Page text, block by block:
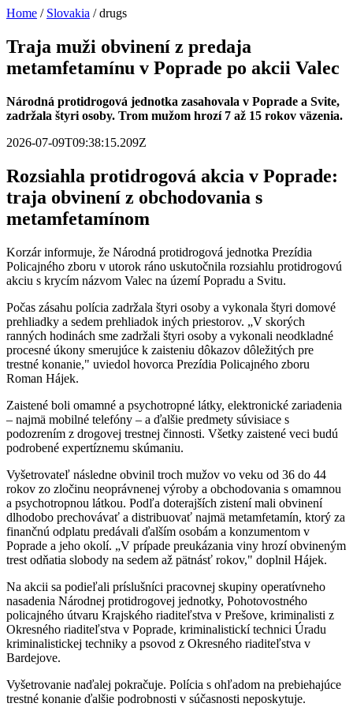
Home / Slovakia /drugs
Traja muži obvinení z predaja
metamfetamínu v Poprade po akcii Valec
Národná protidrogová jednotka zasahovala v Poprade a Svite,
zadržala štyri osoby. Trom mužom hrozí 7 až 15 rokov väzenia.
2026-07-09T09:38:15.209Z
Rozsiahla protidrogová akcia v Poprade:
traja obvinení z obchodovania s
metamfetamínom
Korzár informuje, že Národná protidrogová jednotka Prezídia
Policajného zboru v utorok ráno uskutočnila rozsiahlu protidrogovú
akciu s krycím názvom Valec na území Popradu a Svitu.
Počas zásahu polícia zadržala štyri osoby a vykonala štyri domové
prehliadky a sedem prehliadok iných priestorov. „V skorých
ranných hodinách sme zadržali štyri osoby a vykonali neodkladné
procesné úkony smerujúce k zaisteniu dôkazov dôležitých pre
trestné konanie," uviedol hovorca Prezídia Policajného zboru
Roman Hájek.
Zaistené boli omamné a psychotropné látky, elektronické zariadenia
– najmä mobilné telefóny – a ďalšie predmety súvisiace s
podozrením z drogovej trestnej činnosti. Všetky zaistené veci budú
podrobené expertíznemu skúmaniu.
Vyšetrovateľ následne obvinil troch mužov vo veku od 36 do 44
rokov zo zločinu neoprávnenej výroby a obchodovania s omamnou
a psychotropnou látkou. Podľa doterajších zistení mali obvinení
dlhodobo prechovávať a distribuovať najmä metamfetamín, ktorý za
finančnú odplatu predávali ďalším osobám a konzumentom v
Poprade a jeho okolí. „V prípade preukázania viny hrozí obvineným
trest odňatia slobody na sedem až pätnásť rokov," doplnil Hájek.
Na akcii sa podieľali príslušníci pracovnej skupiny operatívneho
nasadenia Národnej protidrogovej jednotky, Pohotovostného
policajného útvaru Krajského riaditeľstva v Prešove, kriminalisti z
Okresného riaditeľstva v Poprade, kriminalistickí technici Úradu
kriminalistickej techniky a psovod z Okresného riaditeľstva v
Bardejove.
Vyšetrovanie naďalej pokračuje. Polícia s ohľadom na prebiehajúce
trestné konanie ďalšie podrobnosti v súčasnosti neposkytuje.